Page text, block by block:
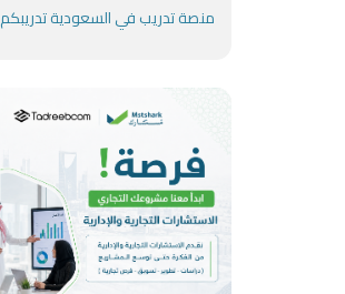
منصة تدريب في السعودية تدريبكم